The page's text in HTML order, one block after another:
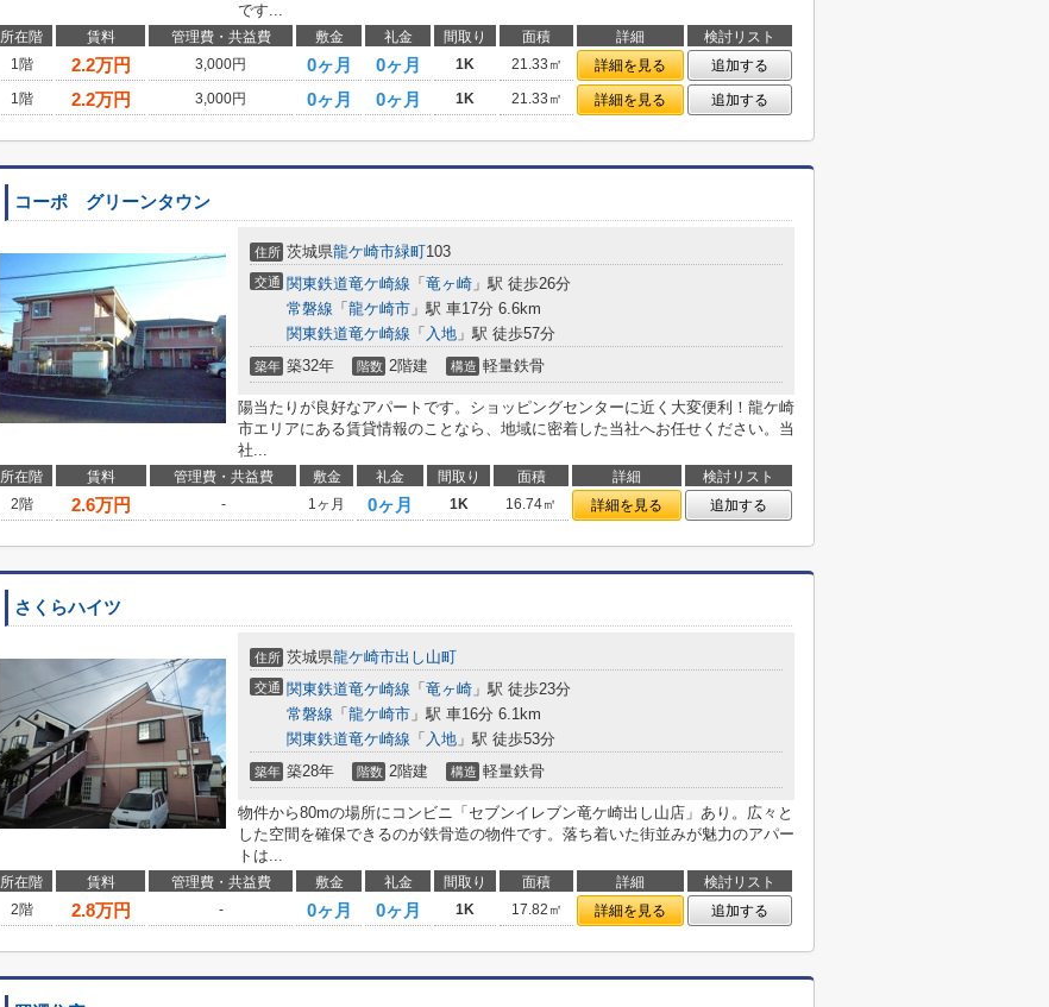
です...
所在階 賃料 管理費・共益費 敷金 礼金 間取り 面積 詳細
検討リスト
1階
2.2万円 3,000円 0ヶ月 0ヶ月 1K 21.33㎡ 詳細を見る
追加する
1階
2.2万円 3,000円 0ヶ月 0ヶ月 1K 21.33㎡ 詳細を見る 追加する
コーポ グリーンタウン
住所 茨城県龍ケ崎市緑町103
交通 関東鉄道竜ケ崎線 「 竜ヶ崎 」駅 徒歩26分
常磐線 「 龍ケ崎市 」駅 車17分 6.6km
関東鉄道竜ケ崎線 「 入地 」駅 徒歩57分
築年 築32年 階数 2階建 構造 軽量鉄骨
陽当たりが良好なアパートです。ショッピングセンターに近く大変便利！龍ケ崎
市エリアにある賃貸情報のことなら、地域に密着した当社へお任せください。当
社...
所在階 賃料 管理費・共益費 敷金 礼金 間取り 面積 詳細
検討リスト
2階
2.6万円 - 1ヶ月 0ヶ月 1K 16.74㎡ 詳細を見る 追加する
さくらハイツ
住所 茨城県龍ケ崎市出し山町
交通 関東鉄道竜ケ崎線 「 竜ヶ崎 」駅 徒歩23分
常磐線 「 龍ケ崎市 」駅 車16分 6.1km
関東鉄道竜ケ崎線 「 入地 」駅 徒歩53分
築年 築28年 階数 2階建 構造 軽量鉄骨
物件から80mの場所にコンビニ「セブンイレブン竜ケ崎出し山店」あり。広々と
した空間を確保できるのが鉄骨造の物件です。落ち着いた街並みが魅力のアパー
トは...
所在階 賃料 管理費・共益費 敷金 礼金 間取り 面積 詳細
検討リスト
2階
2.8万円 - 0ヶ月 0ヶ月 1K 17.82㎡ 詳細を見る 追加する